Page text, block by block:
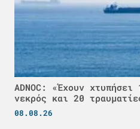
ADNOC: «Έχουν
νεκρός και 20
08.08.26